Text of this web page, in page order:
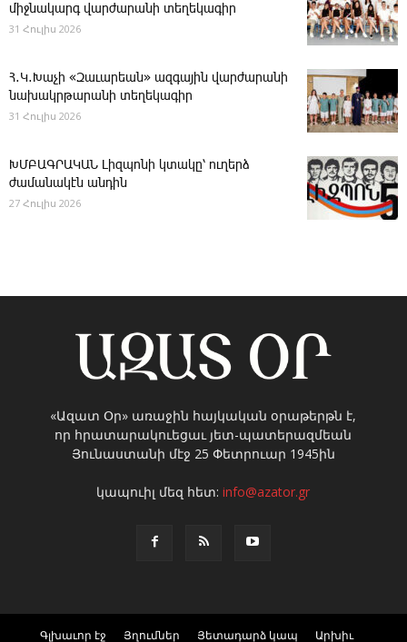
միջնակարգ վարժարանի տեղեկագիր
31 Հուլիս 2026
Հ․Կ․Խաչի «Զաւարեան» ազգային վարժարանի
նախակրթարանի տեղեկագիր
31 Հուլիս 2026
ԽՄԲԱԳՐԱԿԱՆ ­Լիզպոնի կտակը՝ ուղերձ
ժամանակէն անդին
27 Հուլիս 2026
«Ազատ Օր» առաջին հայկական օրաթերթն է,
որ հրատարակուեցաւ յետ-պատերազմեան
Յունաստանի մէջ 25 Փետրուար 1945ին
կապուիլ մեզ հետ:info@azator.gr
Գլխաւոր էջ Յղումներ Յետադարձ կապ Արխիւ